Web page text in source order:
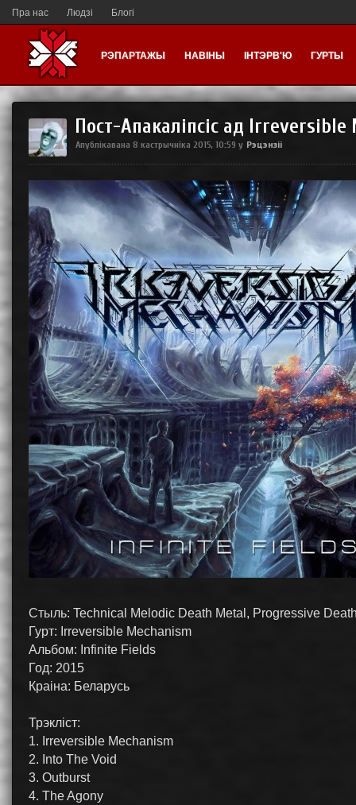
Пра нас Людзі Блогі
РЭПАРТАЖЫ НАВІНЫ ІНТЭРВ'Ю ГУРТЫ
Пост-Апакаліпсіс ад Irreversible
Апублікавана 8 кастрычніка 2015, 10:59 у Рэцэнзіі
Стыль: Technical Melodic Death Metal, Progressive
Гурт: Irreversible Mechanism
Альбом: Infinite Fields
Год: 2015
Краiна: Беларусь
Трэклiст:
1. Irreversible Mechanism
2. Into The Void
3. Outburst
4. The Agony